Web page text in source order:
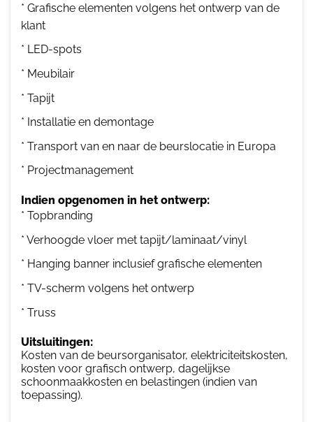
* Grafische elementen volgens het ontwerp van de
klant
* LED-spots
* Meubilair
* Tapijt
* Installatie en demontage
* Transport van en naar de beurslocatie in Europa
* Projectmanagement
Indien opgenomen in het ontwerp:
* Topbranding
* Verhoogde vloer met tapijt/laminaat/vinyl
* Hanging banner inclusief grafische elementen
* TV-scherm volgens het ontwerp
* Truss
Uitsluitingen:
Kosten van de beursorganisator, elektriciteitskosten,
kosten voor grafisch ontwerp, dagelijkse
schoonmaakkosten en belastingen (indien van
toepassing).